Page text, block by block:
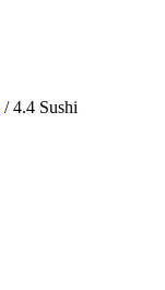
/ 4.4 Sushi